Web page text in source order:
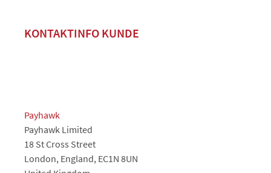
KONTAKTINFO KUNDE
Payhawk
Payhawk Limited
18 St Cross Street
London, England, EC1N 8UN